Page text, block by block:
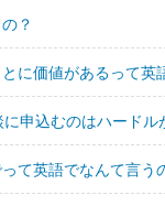
？
に価値があるって英
申込むのはハード
て英語でなんて言う